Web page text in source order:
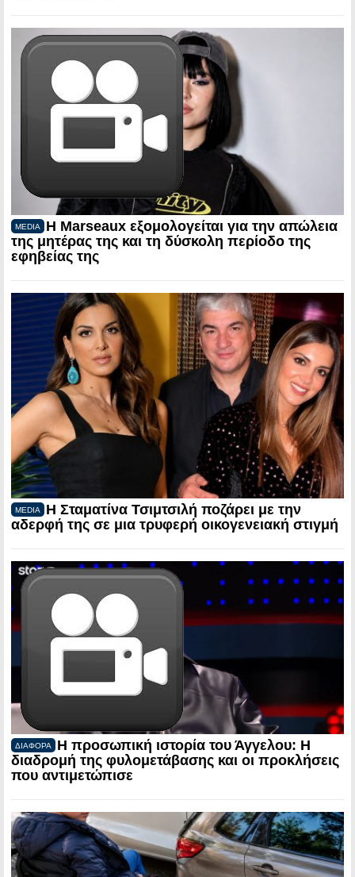
MEDIA
Η Marseaux εξομολογείται για την απώλεια
της μητέρας της και τη δύσκολη περίοδο της
εφηβείας της
MEDIA
Η Σταματίνα Τσιμτσιλή ποζάρει με την
αδερφή της σε μια τρυφερή οικογενειακή στιγμή
ΔΙΑΦΟΡΑ
Η προσωπική ιστορία του Άγγελου: Η
διαδρομή της φυλομετάβασης και οι προκλήσεις
που αντιμετώπισε